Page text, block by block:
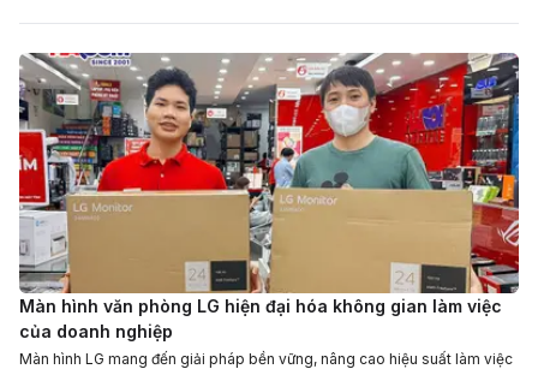
Màn hình văn phòng LG hiện đại hóa không gian làm việc
của doanh nghiệp
Màn hình LG mang đến giải pháp bền vững, nâng cao hiệu suất làm việc